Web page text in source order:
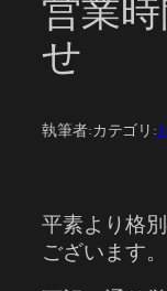
せ
執筆者:カテゴリ:
平素より格
ございます。